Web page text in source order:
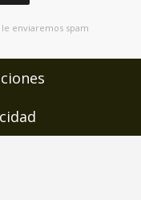
enviaremos spam